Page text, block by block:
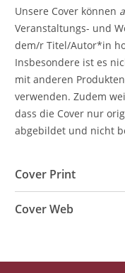
Unsere Cover können
Veranstaltungs- und
dem/r Titel/Autor*in
Insbesondere ist es
mit anderen
verwenden. Zudem
dass die Cover nur
abgebildet und nicht
Cover Print
Cover Web